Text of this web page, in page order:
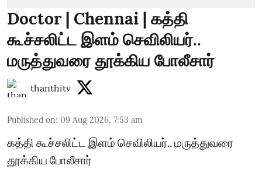
Doctor | Chennai | கத்தி
கூச்சலிட்ட இளம் செவிலியர்..
மருத்துவரை தூக்கிய போலீசார்
thanthitv
Published on: 09 Aug 2026, 7:53 am
கத்தி கூச்சலிட்ட இளம் செவிலியர்.. மருத்துவரை
தூக்கிய போலீசார்